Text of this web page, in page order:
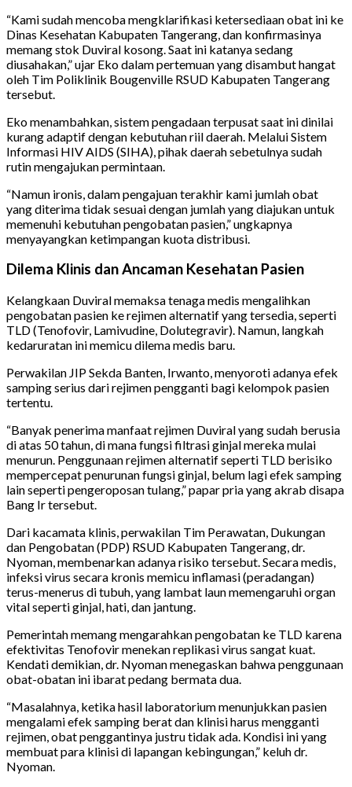
“Kami sudah mencoba mengklarifikasi ketersediaan obat ini ke
Dinas Kesehatan Kabupaten Tangerang, dan konfirmasinya
memang stok Duviral kosong. Saat ini katanya sedang
diusahakan,” ujar Eko dalam pertemuan yang disambut hangat
oleh Tim Poliklinik Bougenville RSUD Kabupaten Tangerang
tersebut.
Eko menambahkan, sistem pengadaan terpusat saat ini dinilai
kurang adaptif dengan kebutuhan riil daerah. Melalui Sistem
Informasi HIV AIDS (SIHA), pihak daerah sebetulnya sudah
rutin mengajukan permintaan.
“Namun ironis, dalam pengajuan terakhir kami jumlah obat
yang diterima tidak sesuai dengan jumlah yang diajukan untuk
memenuhi kebutuhan pengobatan pasien,” ungkapnya
menyayangkan ketimpangan kuota distribusi.
Dilema Klinis dan Ancaman Kesehatan Pasien
Kelangkaan Duviral memaksa tenaga medis mengalihkan
pengobatan pasien ke rejimen alternatif yang tersedia, seperti
TLD (Tenofovir, Lamivudine, Dolutegravir). Namun, langkah
kedaruratan ini memicu dilema medis baru.
Perwakilan JIP Sekda Banten, Irwanto, menyoroti adanya efek
samping serius dari rejimen pengganti bagi kelompok pasien
tertentu.
“Banyak penerima manfaat rejimen Duviral yang sudah berusia
di atas 50 tahun, di mana fungsi filtrasi ginjal mereka mulai
menurun. Penggunaan rejimen alternatif seperti TLD berisiko
mempercepat penurunan fungsi ginjal, belum lagi efek samping
lain seperti pengeroposan tulang,” papar pria yang akrab disapa
Bang Ir tersebut.
Dari kacamata klinis, perwakilan Tim Perawatan, Dukungan
dan Pengobatan (PDP) RSUD Kabupaten Tangerang, dr.
Nyoman, membenarkan adanya risiko tersebut. Secara medis,
infeksi virus secara kronis memicu inflamasi (peradangan)
terus-menerus di tubuh, yang lambat laun memengaruhi organ
vital seperti ginjal, hati, dan jantung.
Pemerintah memang mengarahkan pengobatan ke TLD karena
efektivitas Tenofovir menekan replikasi virus sangat kuat.
Kendati demikian, dr. Nyoman menegaskan bahwa penggunaan
obat-obatan ini ibarat pedang bermata dua.
“Masalahnya, ketika hasil laboratorium menunjukkan pasien
mengalami efek samping berat dan klinisi harus mengganti
rejimen, obat penggantinya justru tidak ada. Kondisi ini yang
membuat para klinisi di lapangan kebingungan,” keluh dr.
Nyoman.